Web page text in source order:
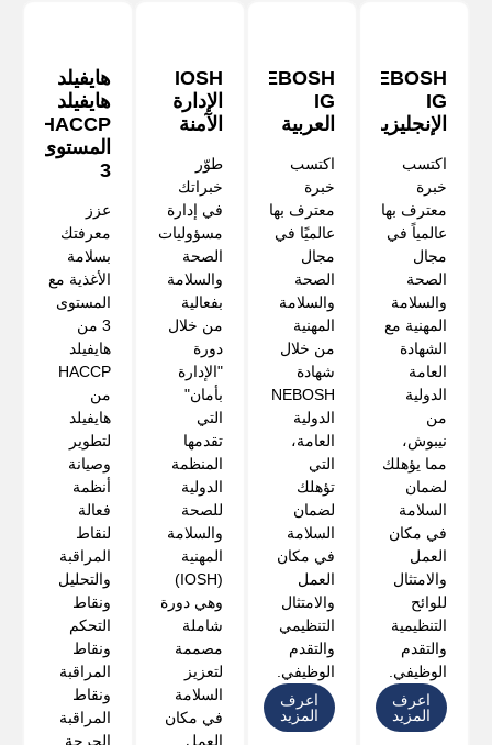
NEBOSH
IG
الإنجليزية
اكتسب
خبرة
معترف بها
عالمياً في
مجال
الصحة
والسلامة
المهنية مع
الشهادة
العامة
الدولية
من
نيبوش،
مما يؤهلك
لضمان
السلامة
في مكان
العمل
والامتثال
للوائح
التنظيمية
والتقدم
الوظيفي.
اعرف
المزيد
NEBOSH
IG
العربية
اكتسب
خبرة
معترف بها
عالميًا في
مجال
الصحة
والسلامة
المهنية
من خلال
شهادة
NEBOSH
الدولية
العامة،
التي
تؤهلك
لضمان
السلامة
في مكان
العمل
والامتثال
التنظيمي
والتقدم
الوظيفي.
اعرف
المزيد
IOSH
الإدارة
الآمنة
طوّر
خبراتك
في إدارة
مسؤوليات
الصحة
والسلامة
بفعالية
من خلال
دورة
"الإدارة
بأمان"
التي
تقدمها
المنظمة
الدولية
للصحة
والسلامة
المهنية
(IOSH)
وهي دورة
شاملة
مصممة
لتعزيز
السلامة
في مكان
العمل
هايفيلد
هايفيلد
HACCP
المستوى
3
عزز
معرفتك
بسلامة
الأغذية مع
المستوى
3 من
هايفيلد
HACCP
من
هايفيلد
لتطوير
وصيانة
أنظمة
فعالة
لنقاط
المراقبة
والتحليل
ونقاط
التحكم
ونقاط
المراقبة
ونقاط
المراقبة
الحرجة